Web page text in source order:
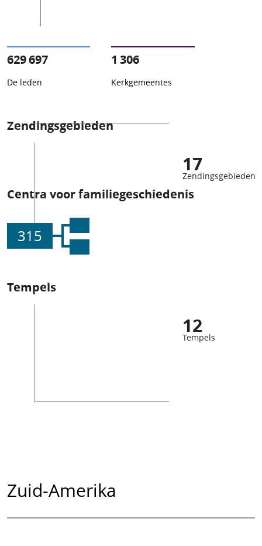
629 697
De leden
1 306
Kerkgemeentes
Zendingsgebieden
17
Zendingsgebieden
Centra voor familiegeschiedenis
315
Tempels
12
Tempels
Zuid-Amerika